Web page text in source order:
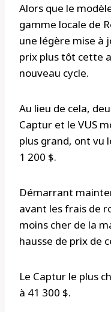
Alors que le
gamme locale de
une légère mise à
prix plus tôt cette
nouveau cycle.
Au lieu de cela,
Captur et le VUS
plus grand, ont vu
1 200 $.
Démarrant
avant les frais de
moins cher de la
hausse de prix de
Le Captur le plus
à 41 300 $.